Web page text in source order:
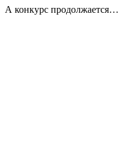
А конкурс продолжается…